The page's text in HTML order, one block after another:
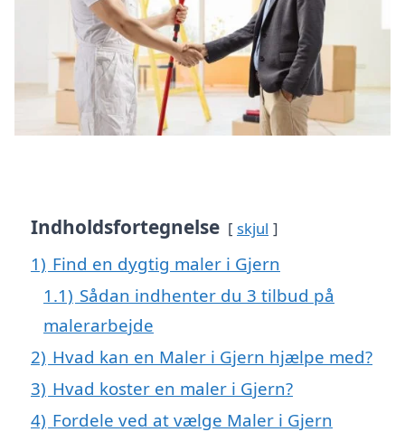
Indholdsfortegnelse skjul
1) Find en dygtig maler i Gjern
1.1) Sådan indhenter du 3 tilbud på
malerarbejde
2) Hvad kan en Maler i Gjern hjælpe med?
3) Hvad koster en maler i Gjern?
4) Fordele ved at vælge Maler i Gjern